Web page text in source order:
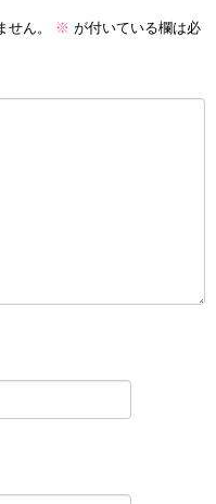
ん。 ※ が付いている欄は必